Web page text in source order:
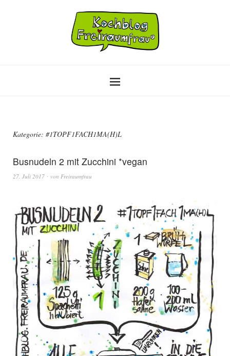
Kategorie: #1TOPF1FACH1MA(H)L
Busnudeln 2 mit Zucchini *vegan
27. Juli 2017 von Freiraumfrau